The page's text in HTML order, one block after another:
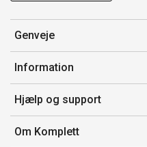
Genveje
Min side
Ordrehistorik
Gavekort
Information
Salgsbetingelser
Mærker/producent
Fortrydelsesret
Hjælp og support
Kontakt os
Om Komplett